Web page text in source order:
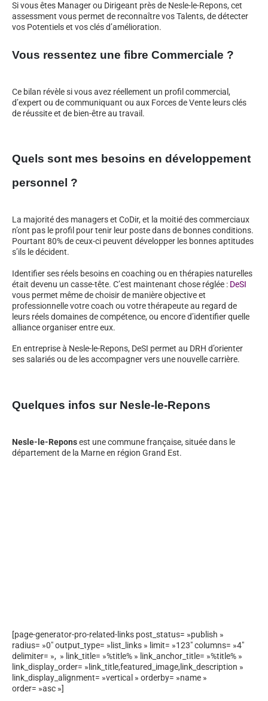
Si vous êtes Manager ou Dirigeant près de Nesle-le-Repons, cet
assessment vous permet de reconnaître vos Talents, de détecter
vos Potentiels et vos clés d’amélioration.
Vous ressentez une fibre Commerciale ?
Ce bilan révèle si vous avez réellement un profil commercial,
d’expert ou de communiquant ou aux Forces de Vente leurs clés
de réussite et de bien-être au travail.
Quels sont mes besoins en développement
personnel ?
La majorité des managers et CoDir, et la moitié des commerciaux
n’ont pas le profil pour tenir leur poste dans de bonnes conditions.
Pourtant 80% de ceux-ci peuvent développer les bonnes aptitudes
s’ils le décident.
Identifier ses réels besoins en coaching ou en thérapies naturelles
était devenu un casse-tête. C’est maintenant chose réglée : DeSI
vous permet même de choisir de manière objective et
professionnelle votre coach ou votre thérapeute au regard de
leurs réels domaines de compétence, ou encore d’identifier quelle
alliance organiser entre eux.
En entreprise à Nesle-le-Repons, DeSI permet au DRH d’orienter
ses salariés ou de les accompagner vers une nouvelle carrière.
Quelques infos sur Nesle-le-Repons
Nesle-le-Reponsest une commune française, située dans le
département de la Marne en région Grand Est.
[page-generator-pro-related-links post_status= »publish »
radius= »0″ output_type= »list_links » limit= »123″ columns= »4″
delimiter= », » link_title= »%title% » link_anchor_title= »%title% »
link_display_order= »link_title,featured_image,link_description »
link_display_alignment= »vertical » orderby= »name »
order= »asc »]